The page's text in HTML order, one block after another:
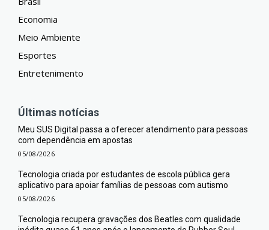
Economia
Meio Ambiente
Esportes
Entretenimento
Últimas notícias
Meu SUS Digital passa a oferecer atendimento para pessoas
com dependência em apostas
05/08/2026
Tecnologia criada por estudantes de escola pública gera
aplicativo para apoiar famílias de pessoas com autismo
05/08/2026
Tecnologia recupera gravações dos Beatles com qualidade